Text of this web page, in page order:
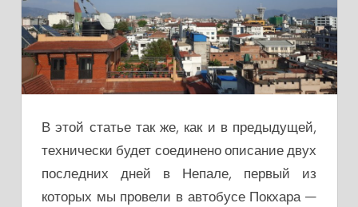
В этой статье так же, как и в предыдущей,
технически будет соединено описание двух
последних дней в Непале, первый из
которых мы провели в автобусе Покхара —